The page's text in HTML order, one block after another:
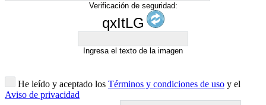
Verificación de seguridad:
qxItLG
Ingresa el texto de la imagen
He leído y aceptado los Términos y condiciones de uso y el
Aviso de privacidad